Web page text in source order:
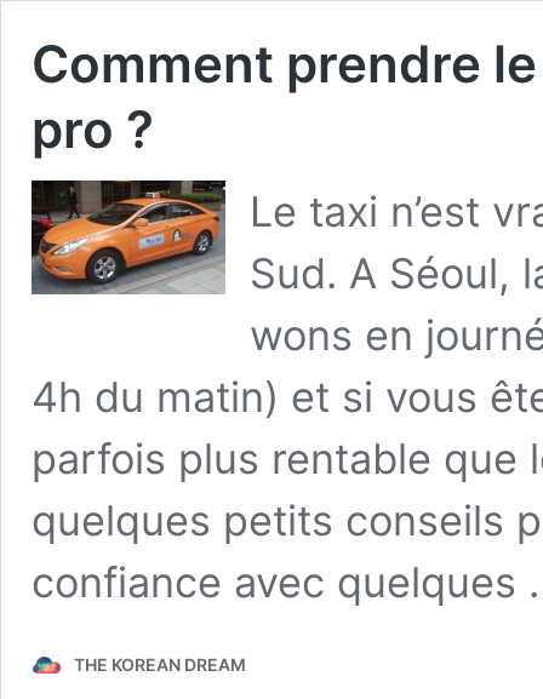
Comment prendre
pro ?
Le taxi n’est
Sud. A Séoul,
wons en
4h du matin) et si vous
parfois plus rentable que
quelques petits conseils
confiance avec
THE KOREAN DREAM